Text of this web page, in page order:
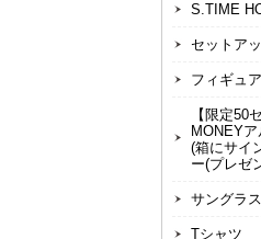
S.TIME
セットア
フィギュア
【限定50
MONEY
(箱にサイ
ー(プレゼ
サングラス
Tシャツ